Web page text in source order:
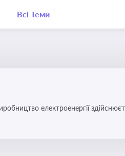
Всі Теми
електроенергії
енергії та